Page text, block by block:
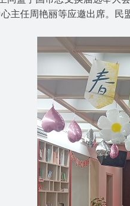
主任周艳丽等应邀出席。民